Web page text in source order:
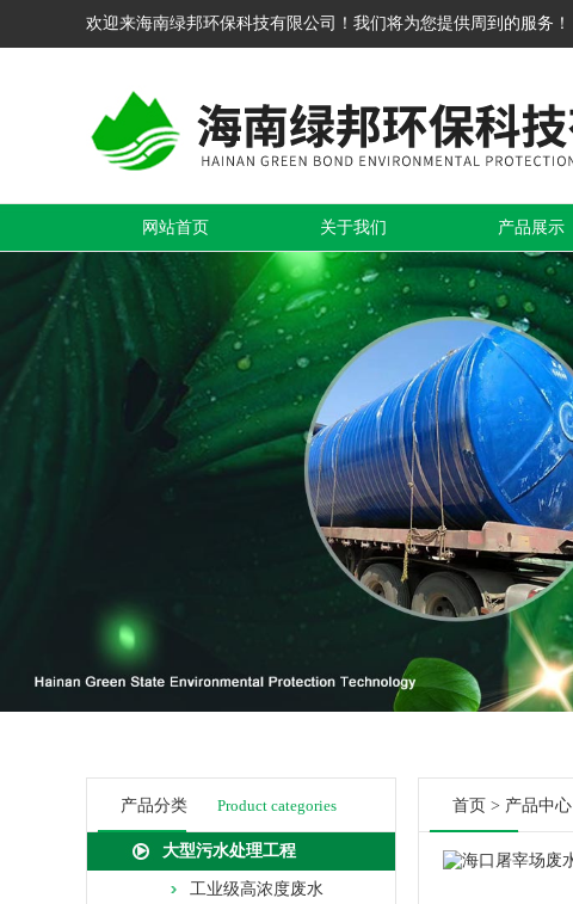
欢迎来海南绿邦环保科技有限公司！我们将为您提供周到的服务！
网站首页 关于我们 产品展示
产品分类 Product categories
大型污水处理工程
工业级高浓度废水
首页 > 产品中心